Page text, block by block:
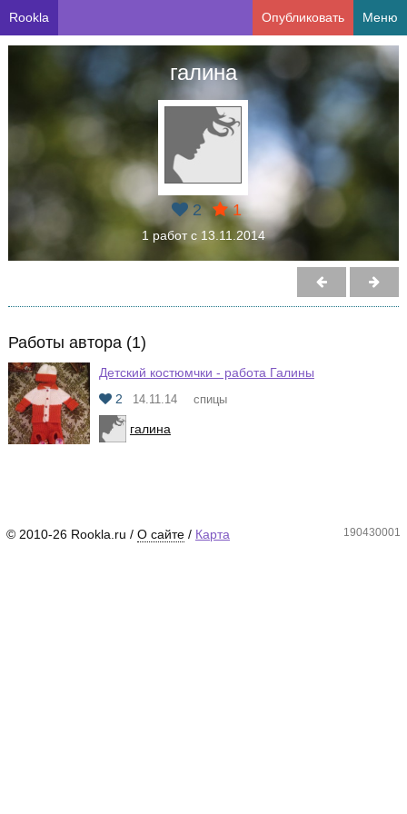
Rookla Опубликовать Меню
галина
2 1
1 работ с 13.11.2014
Работы автора (1)
Детский костюмчки - работа Галины
2
14.11.14 спицы
галина
© 2010-26 Rookla.ru / О сайте / Карта 190430001